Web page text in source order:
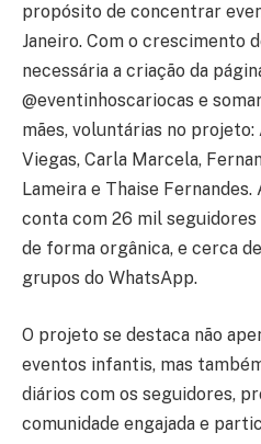
propósito de concentrar
Janeiro. Com o crescimento
necessária a criação da
@eventinhoscariocas e
mães, voluntárias no projeto:
Viegas, Carla Marcela,
Lameira e Thaise
conta com 26 mil
de forma orgânica, e cerca
grupos do WhatsApp.
O projeto se destaca não
eventos infantis, mas
diários com os seguidores,
comunidade engajada e